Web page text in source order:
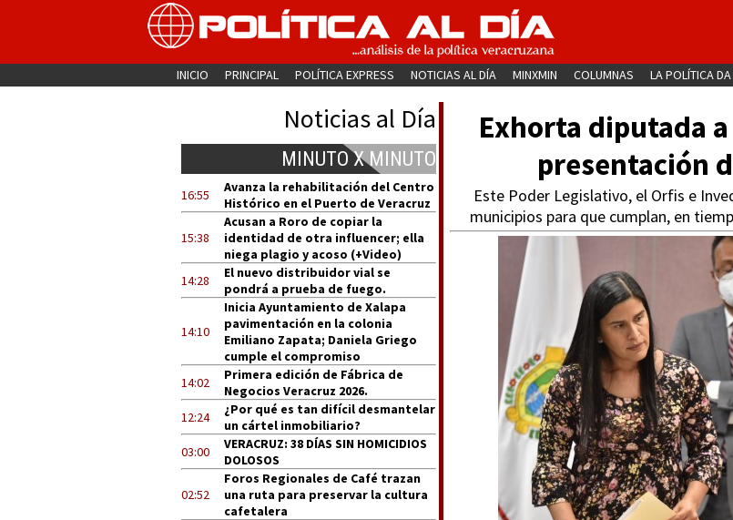
INICIO PRINCIPAL POLÍTICA EXPRESS NOTICIAS AL DÍA MINXMIN COLUMNAS LA POLÍTICA
Noticias al Día
MINUTO X MINUTO
16:55
Avanza la rehabilitación del Centro
Histórico en el Puerto de Veracruz
15:38
Acusan a Roro de copiar la
identidad de otra influencer; ella
niega plagio y acoso (+Video)
14:28
El nuevo distribuidor vial se
pondrá a prueba de fuego.
14:10
Inicia Ayuntamiento de Xalapa
pavimentación en la colonia
Emiliano Zapata; Daniela Griego
cumple el compromiso
14:02
Primera edición de Fábrica de
Negocios Veracruz 2026.
12:24
¿Por qué es tan difícil desmantelar
un cártel inmobiliario?
03:00
VERACRUZ: 38 DÍAS SIN HOMICIDIOS
DOLOSOS
02:52
Foros Regionales de Café trazan
una ruta para preservar la cultura
cafetalera
Exhorta diputada
presentación
Este Poder Legislativo, el Orfis e
municipios para que cumplan, en